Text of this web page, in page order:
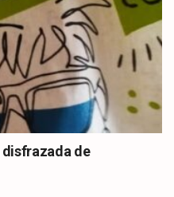
disfrazada de